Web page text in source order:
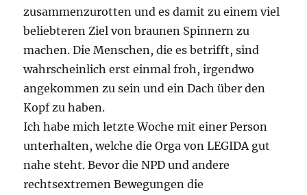
zusammenzurotten und es damit zu einem viel
beliebteren Ziel von braunen Spinnern zu
machen. Die Menschen, die es betrifft, sind
wahrscheinlich erst einmal froh, irgendwo
angekommen zu sein und ein Dach über den
Kopf zu haben.
Ich habe mich letzte Woche mit einer Person
unterhalten, welche die Orga von LEGIDA gut
nahe steht. Bevor die NPD und andere
rechtsextremen Bewegungen die